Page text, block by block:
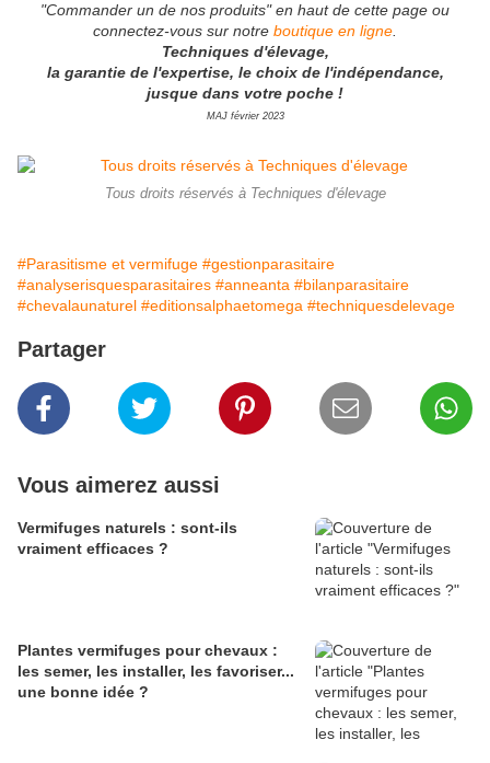
"Commander un de nos produits" en haut de cette page ou
connectez-vous sur notre boutique en ligne
Techniques d'élevage,
la garantie de l'expertise, le choix de l'indépendance,
jusque dans votre poche !
MAJ février 2023
Tous droits réservés à Techniques d'élevage
#Parasitisme et vermifuge #gestionparasitaire
#analyserisquesparasitaires #anneanta #bilanparasitaire
#chevalaunaturel #editionsalphaetomega #techniquesdelevage
Partager
Vous aimerez aussi
Vermifuges naturels : sont-ils
vraiment efficaces ?
Plantes vermifuges pour chevaux :
les semer, les installer, les favoriser...
une bonne idée ?